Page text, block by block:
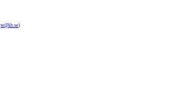
te@kb.se)